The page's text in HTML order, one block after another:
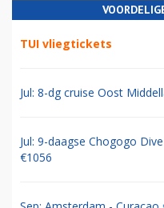
TUI vliegtickets
Jul: 8-dg cruise Oost
Jul: 9-daagse Chogogo
€1056